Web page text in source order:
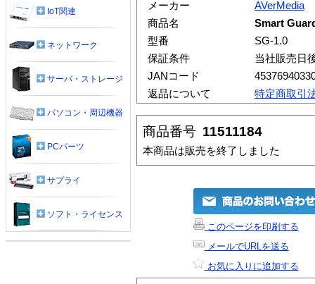
メーカー
AVerMedia
商品名
Smart
型番
SG-1.0
保証条件
当社販売日
JANコード
返品について
特定商取引
商品番号 11511184
本商品は販売を終了しました
このページを印刷する
メールでURLを送る
お気に入りに追加する
IoT関連
ネットワーク
サーバ・ストレージ
パソコン・周辺機器
PCパーツ
サプライ
ソフト・ライセンス